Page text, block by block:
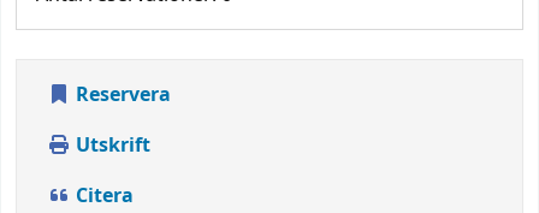
Reservera
Utskrift
Citera